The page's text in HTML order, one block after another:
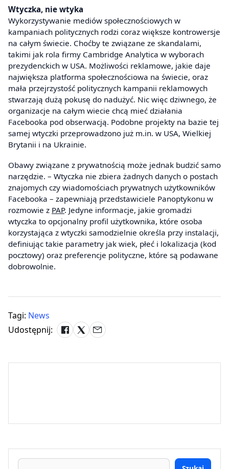
Wtyczka, nie wtyka
Wykorzystywanie mediów społecznościowych w
kampaniach politycznych rodzi coraz większe kontrowersje
na całym świecie. Choćby te związane ze skandalami,
takimi jak rola firmy Cambridge Analytica w wyborach
prezydenckich w USA. Możliwości reklamowe, jakie daje
największa platforma społecznościowa na świecie, oraz
mała przejrzystość politycznych kampanii reklamowych
stwarzają dużą pokusę do nadużyć. Nic więc dziwnego, że
organizacje na całym wiecie chcą mieć działania
Facebooka pod obserwacją. Podobne projekty na bazie tej
samej wtyczki przeprowadzono już m.in. w USA, Wielkiej
Brytanii i na Ukrainie.
Obawy związane z prywatnością może jednak budzić samo
narzędzie. – Wtyczka nie zbiera żadnych danych o postach
znajomych czy wiadomościach prywatnych użytkowników
Facebooka – zapewniają przedstawiciele Panoptykonu w
rozmowie z PAP. Jedyne informacje, jakie gromadzi
wtyczka to opcjonalny profil użytkownika, które osoba
korzystająca z wtyczki samodzielnie określa przy instalacji,
definiując takie parametry jak wiek, płeć i lokalizacja (kod
pocztowy) oraz preferencje polityczne, które są podawane
dobrowolnie.
Tagi: News
Udostępnij: